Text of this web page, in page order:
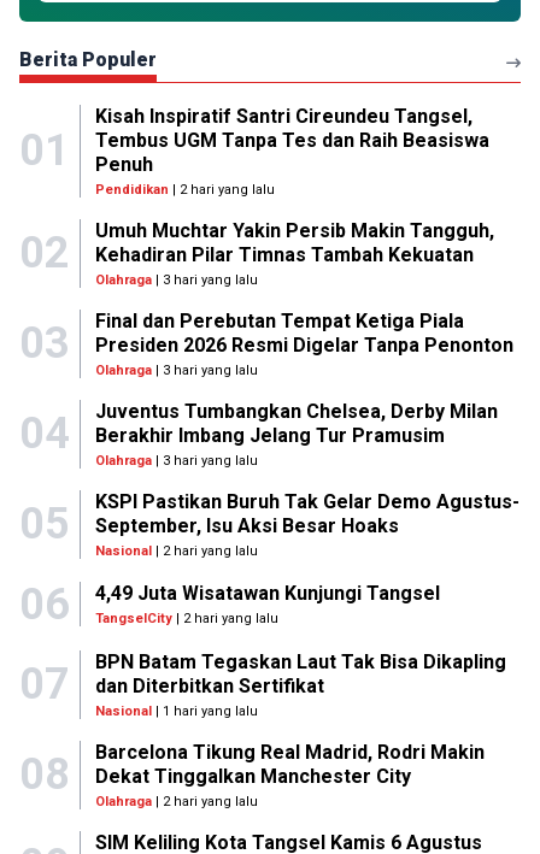
Berita Populer
01
Kisah Inspiratif Santri Cireundeu Tangsel,
Tembus UGM Tanpa Tes dan Raih Beasiswa
Penuh
Pendidikan | 2 hari yang lalu
02
Umuh Muchtar Yakin Persib Makin Tangguh,
Kehadiran Pilar Timnas Tambah Kekuatan
Olahraga| 3 hari yang lalu
03
Final dan Perebutan Tempat Ketiga Piala
Presiden 2026 Resmi Digelar Tanpa Penonton
Olahraga| 3 hari yang lalu
04
Juventus Tumbangkan Chelsea, Derby Milan
Berakhir Imbang Jelang Tur Pramusim
Olahraga| 3 hari yang lalu
05
KSPI Pastikan Buruh Tak Gelar Demo Agustus-
September, Isu Aksi Besar Hoaks
Nasional| 2 hari yang lalu
06 4,49 Juta Wisatawan Kunjungi Tangsel
TangselCity | 2 hari yang lalu
07
BPN Batam Tegaskan Laut Tak Bisa Dikapling
dan Diterbitkan Sertifikat
Nasional| 1 hari yang lalu
08
Barcelona Tikung Real Madrid, Rodri Makin
Dekat Tinggalkan Manchester City
Olahraga| 2 hari yang lalu
SIM Keliling Kota Tangsel Kamis 6 Agustus